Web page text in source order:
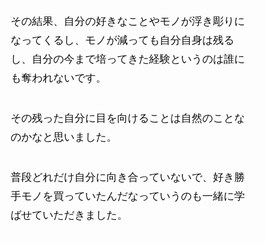
その結果、自分の好きなことやモノが浮き彫りに
なってくるし、モノが減っても自分自身は残る
し、自分の今まで培ってきた経験というのは誰に
も奪われないです。
その残った自分に目を向けることは自然のことな
のかなと思いました。
普段どれだけ自分に向き合っていないで、好き勝
手モノを買っていたんだなっていうのも一緒に学
ばせていただきました。